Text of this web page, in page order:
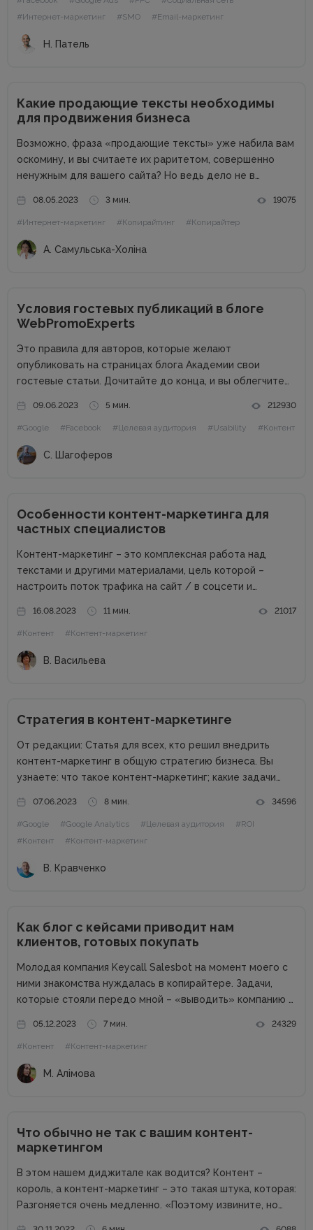
факторов,...
#Интернет-маркетинг
#SMO #Email-маркетинг
Н. Патель
Какие продающие тексты необходимы
для продвижения бизнеса
Возможно, фраза «продающие тексты» уже набила вам
оскомину, и вы считаете их раритетом, совершенно
ненужным для вашего сайта? Но ведь дело не в
которые помогают любому бизнес-сайту продавать. А
называть их...
08.05.2023 3 мин. 19075
#Интернет-маркетинг #Копирайтинг #Копирайтер
А. Самульська-Холіна
Условия гостевых публикаций в блоге
WebPromoExperts
Это правила для авторов, которые желают
опубликовать на страницах блога Академии свои
гостевые статьи. Дочитайте до конца, и вы облегчите
интернет-маркетинга WebPromoExperts в цифрах: 37
000 уникальных посетителей, 90 000 подписчиков...
09.06.2023 5 мин. 212930
#Google #Facebook #Целевая аудитория #Usability #Контент
С. Шагоферов
Особенности контент-маркетинга для
частных специалистов
Контент-маркетинг – это комплексная работа над
текстами и другими материалами, цель которой –
настроить поток трафика на сайт / в соцсети и
маркетинге для компаний в сети много. А вот как быть
частным специалистам, которые...
16.08.2023 11 мин. 21017
#Контент #Контент-маркетинг
В. Васильева
Стратегия в контент-маркетинге
От редакции: Статья для всех, кто решил внедрить
контент-маркетинг в общую стратегию бизнеса. Вы
узнаете: что такое контент-маркетинг; какие задачи
контент-маркетинге; какой инструментарий поможет в
реализации контентной стратегии; что такое сценарий
и как его...
07.06.2023 8 мин. 34596
#Google #Google Analytics #Целевая аудитория
#ROI
#Контент
#Контент-маркетинг
В. Кравченко
Как блог с кейсами приводит нам
клиентов, готовых покупать
Молодая компания Keycall Salesbot на момент моего с
ними знакомства нуждалась в копирайтере. Задачи,
которые стояли передо мной – «выводить» компанию в
несколько размытая, но все же ясная – мне
предлагалась позиция...
05.12.2023 7 мин. 24329
#Контент #Контент-маркетинг
М. Алімова
Что обычно не так с вашим контент-
маркетингом
В этом нашем диджитале как водится? Контент –
король, а контент-маркетинг – это такая штука, которая:
Разгоняется очень медленно. «Поэтому извините, но